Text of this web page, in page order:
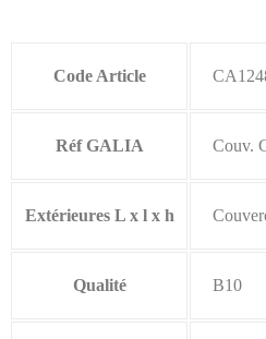
Code Article
Réf GALIA Couv.
Extérieures L x l x h
Qualité B10